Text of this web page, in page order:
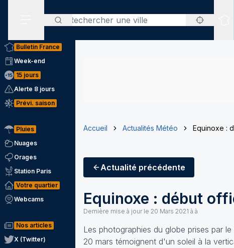
Rechercher
Bulletin France
Week-end
15 jours
Alerte 8 jours
Prévi. saison
Pluies
Nuages
Orages
Station Paris
Votre quartier
Webcams
Nos articles
X (Twitter)
Accueil Actualités Météo Equinoxe :
Actualité précédente
Equinoxe : début
Dernière mise à jour le 20 Mars 2021 à à
Les photographies du globe prises par
20 mars témoignent d'un soleil à la